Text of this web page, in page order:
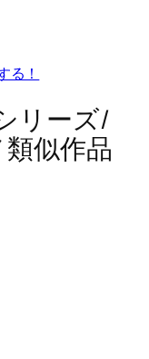
る！
リーズ/
似作品